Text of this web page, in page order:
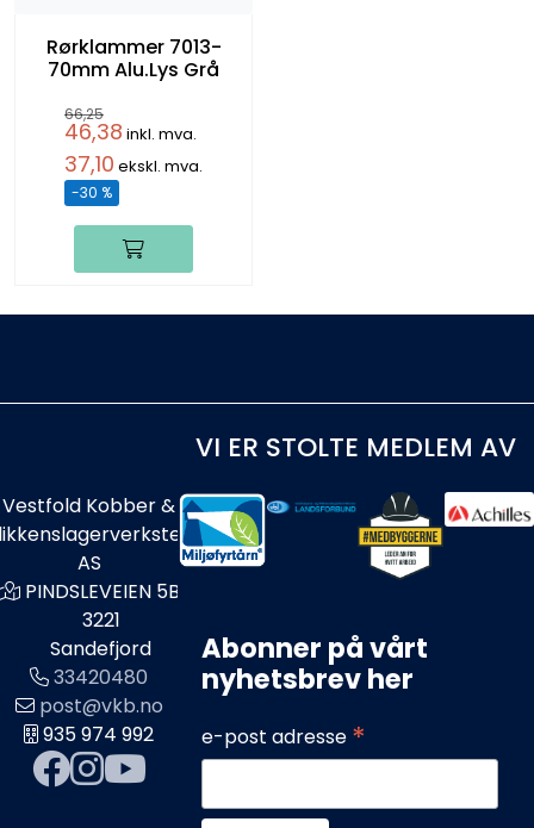
Rørklammer 7013-
70mm Alu.Lys Grå
66,25
46,38 inkl. mva.
37,10 ekskl. mva.
-30 %
VI ER STOLTE MEDLEM AV
Vestfold Kobber &
AS
PINDSLEVEIEN 5B
3221
Sandefjord
33420480
post@vkb.no
935 974 992
Abonner på vårt
nyhetsbrev her
e-post adresse *